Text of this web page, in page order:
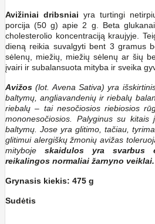
Avižiniai dribsniai yra turtingi
porcija (50 g) apie 2 g. Beta
cholesterolio koncentraciją kraujyje.
dieną reikia suvalgyti bent 3 gramus
sėlenų, miežių, miežių sėlenų ar šių
įvairi ir subalansuota mityba ir sveika
Avižos (lot. Avena Sativa) yra
baltymų, angliavandenių ir riebalų
riebalų – tai nesočiosios riebiosios
mononesočiosios. Palyginus su
baltymų. Jose yra glitimo, tačiau,
glitimui alergiškų žmonių avižas
mityboje skaidulos yra svarbus
reikalingos normaliai žarnyno veiklai.
Grynasis kiekis: 475 g
Sudėtis